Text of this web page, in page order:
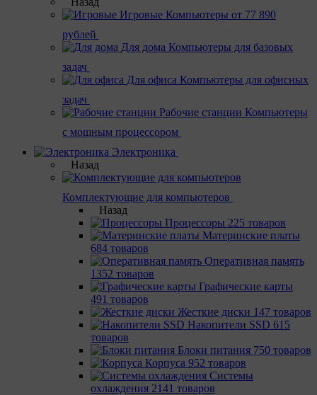
Игровые Компьютеры от 77 890
рублей
Для дома Компьютеры для базовых
задач
Для офиса Компьютеры для офисных
задач
Рабочие станции Компьютеры
с мощным процессором
Электроника
Назад
Комплектующие для компьютеров
Назад
Процессоры 225 товаров
Материнcкие платы
684 товаров
Оперативная память
1352 товаров
Графические карты
491 товаров
Жесткие диски 147 товаров
Накопители SSD 615
товаров
Блоки питания 750 товаров
Корпуса 952 товаров
Системы
охлаждения 2141 товаров